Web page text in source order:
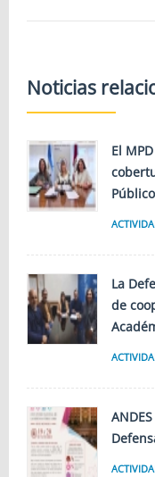
Noticias
El
La
de